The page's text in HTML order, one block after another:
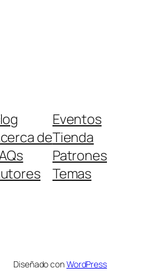
de
Eventos
Tienda
Patrones
Temas
Diseñado conWordPress